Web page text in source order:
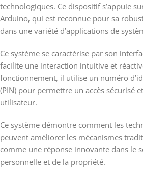
technologiques. Ce dispositif s’appuie
Arduino, qui est reconnue pour sa
dans une variété d’applications de
Ce système se caractérise par son
facilite une interaction intuitive et
fonctionnement, il utilise un numéro
(PIN) pour permettre un accès sécurisé
utilisateur.
Ce système démontre comment les
peuvent améliorer les mécanismes
comme une réponse innovante dans le
personnelle et de la propriété.